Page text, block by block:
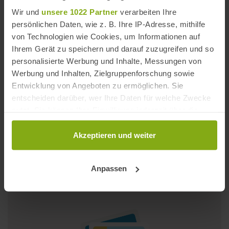
Wir und unsere 1022 Partner verarbeiten Ihre
persönlichen Daten, wie z. B. Ihre IP-Adresse, mithilfe
von Technologien wie Cookies, um Informationen auf
Ihrem Gerät zu speichern und darauf zuzugreifen und so
personalisierte Werbung und Inhalte, Messungen von
Werbung und Inhalten, Zielgruppenforschung sowie
Entwicklung von Angeboten zu ermöglichen. Sie
entscheiden darüber, wer Ihre Daten für welche Zwecke
Cookie-Erklärung oder durch Klicken auf das Privacy
Trigger Symbol ändern oder widerrufen
Informationen über Ihre geografische Lage
bestimmten Merkmalen (Fingerprinting) identifizieren
Akzeptieren und weiter
Anpassen